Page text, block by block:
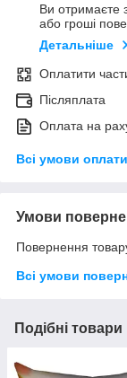
Ви отримаєте
або гроші
Детальніше
Оплатити
Післяплата
Оплата на
Всі умови оплати
Умови
Повернення
Всі умови
Подібні товари